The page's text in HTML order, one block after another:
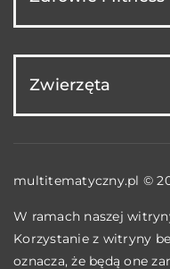
Zwierzęta
multitematyczny.pl ©
W ramach naszej
Korzystanie z witryny
oznacza, że będą one